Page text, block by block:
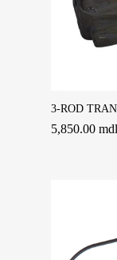
3-ROD
5,850.00 mdl